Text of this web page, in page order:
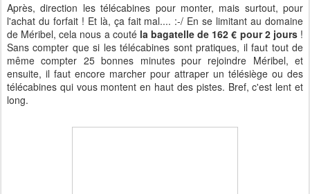
Après, direction les télécabines pour monter, mais surtout, pour
l'achat du forfait ! Et là, ça fait mal.... :-/ En se limitant au domaine
de Méribel, cela nous a couté la bagatelle de 162 € pour 2 jours!
Sans compter que si les télécabines sont pratiques, il faut tout de
même compter 25 bonnes minutes pour rejoindre Méribel, et
ensuite, il faut encore marcher pour attraper un télésiège ou des
télécabines qui vous montent en haut des pistes. Bref, c'est lent et
long.